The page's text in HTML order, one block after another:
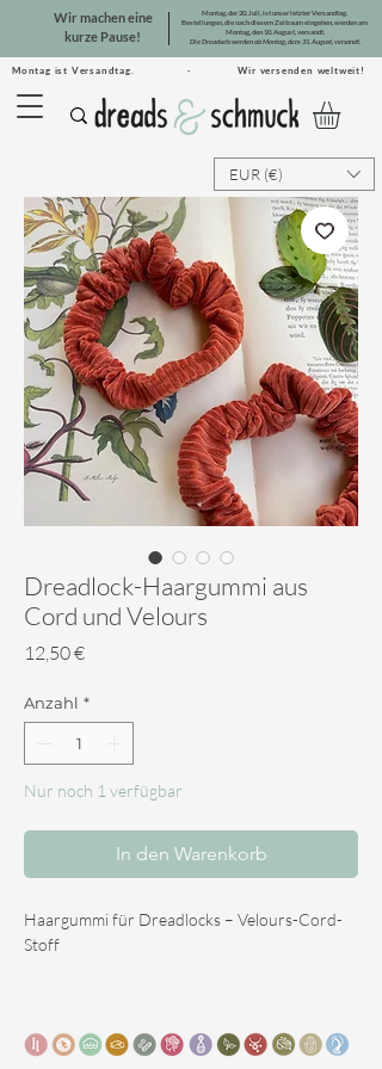
Montag ist Versandtag. · Wir versenden weltweit!
Wir machen eine
kurze Pause!
Montag, der 20. Juli, ist unser letzter Versandtag.
Bestellungen, die nach diesem Zeitraum eingehen, werden am
Montag, den 10. August, versandt.
Die Dreadsets werden ab Montag, dem 31. August, versandt.
EUR (€)
Dreadlock-Haargummi aus
Cord und Velours
12,50 €Preis
Anzahl *
Nur noch 1 verfügbar
In den Warenkorb
Haargummi für Dreadlocks – Velours-Cord-
Stoff
gefertigt und eine stilvolle Ergänzung der